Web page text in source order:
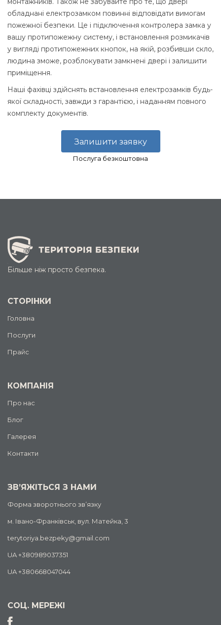
обладнані електрозамком повинні відповідати вимогам
пожежної безпеки. Це і підключення контролера замка у
вашу протипожежну систему, і встановлення розмикачів
у вигляді протипожежних кнопок, на якій, розбивши скло,
людина зможе, розблокувати замкнені двері і залишити
приміщення.
Наші фахівці здійснять встановлення електрозамків будь-
якої складності, завжди з гарантією, і наданням повного
комплекту документів.
Залишити заявку
Послуга безкоштовна
Більше ніж просто безпека.
СТОРІНКИ
Головна
Послуги
Прайс
КОМПАНІЯ
Про нас
Блог
Галерея
Контакти
ЗВ’ЯЖІТЬСЯ З НАМИ
Форма зворотнього зв’язку
м. Івано-Франківськ, вул. Матейка, 3
terytoriya.bezpeky@gmail.com
UA +380989037351
UA +380668047044
СОЦ. МЕРЕЖІ